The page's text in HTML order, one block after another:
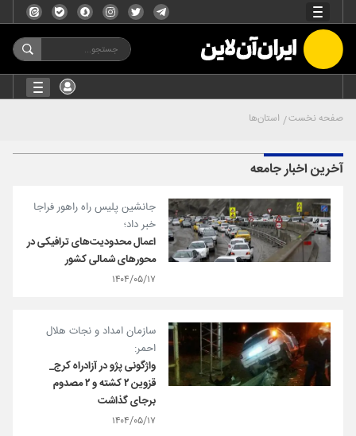
صفحه نخست استان‌ها
آخرین اخبار جامعه
جانشین پلیس راه راهور فراجا
خبر داد؛
اعمال محدودیت‌های ترافیکی در
محورهای شمالی کشور
۱۴۰۴/۰۵/۱۷
سازمان امداد و نجات هلال
احمر:
واژگونی پژو در آزادراه کرج_
قزوین ۲ کشته و ۲ مصدوم
برجای گذاشت
۱۴۰۴/۰۵/۱۷